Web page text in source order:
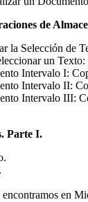
de
la Selección de
un
Intervalo I:
Intervalo II:
Intervalo III:
Parte I.
en